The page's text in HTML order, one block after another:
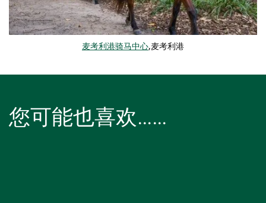
麦考利港骑马中心,麦考利港
您可能也喜欢……